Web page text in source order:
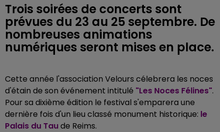
Trois soirées de concerts sont
prévues du 23 au 25 septembre. De
nombreuses animations
numériques seront mises en place.
Cette année l'association Velours célebrera les noces
d'étain de son événement intitulé "Les Noces Félines".
Pour sa dixième édition le festival s'emparera une
dernière fois d'un lieu classé monument historique: le
Palais du Taude Reims.